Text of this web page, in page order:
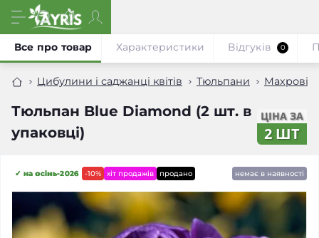
Цибулини і саджанці квітів Тюльпани Махрові
Тюльпан Blue Diamond (2 шт. в
упаковці)
Все про товар Характеристики Відгуків 0
-10%
✓ на осінь-2026 хіт продажів продано немає в наявності
ЦІНА ЗА
2 ШТ